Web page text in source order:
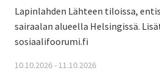
Lapinlahden Lähteen tiloissa,
sairaalan alueella Helsingissä.
sosiaalifoorumi.fi
10.10.2026 - 11.10.2026